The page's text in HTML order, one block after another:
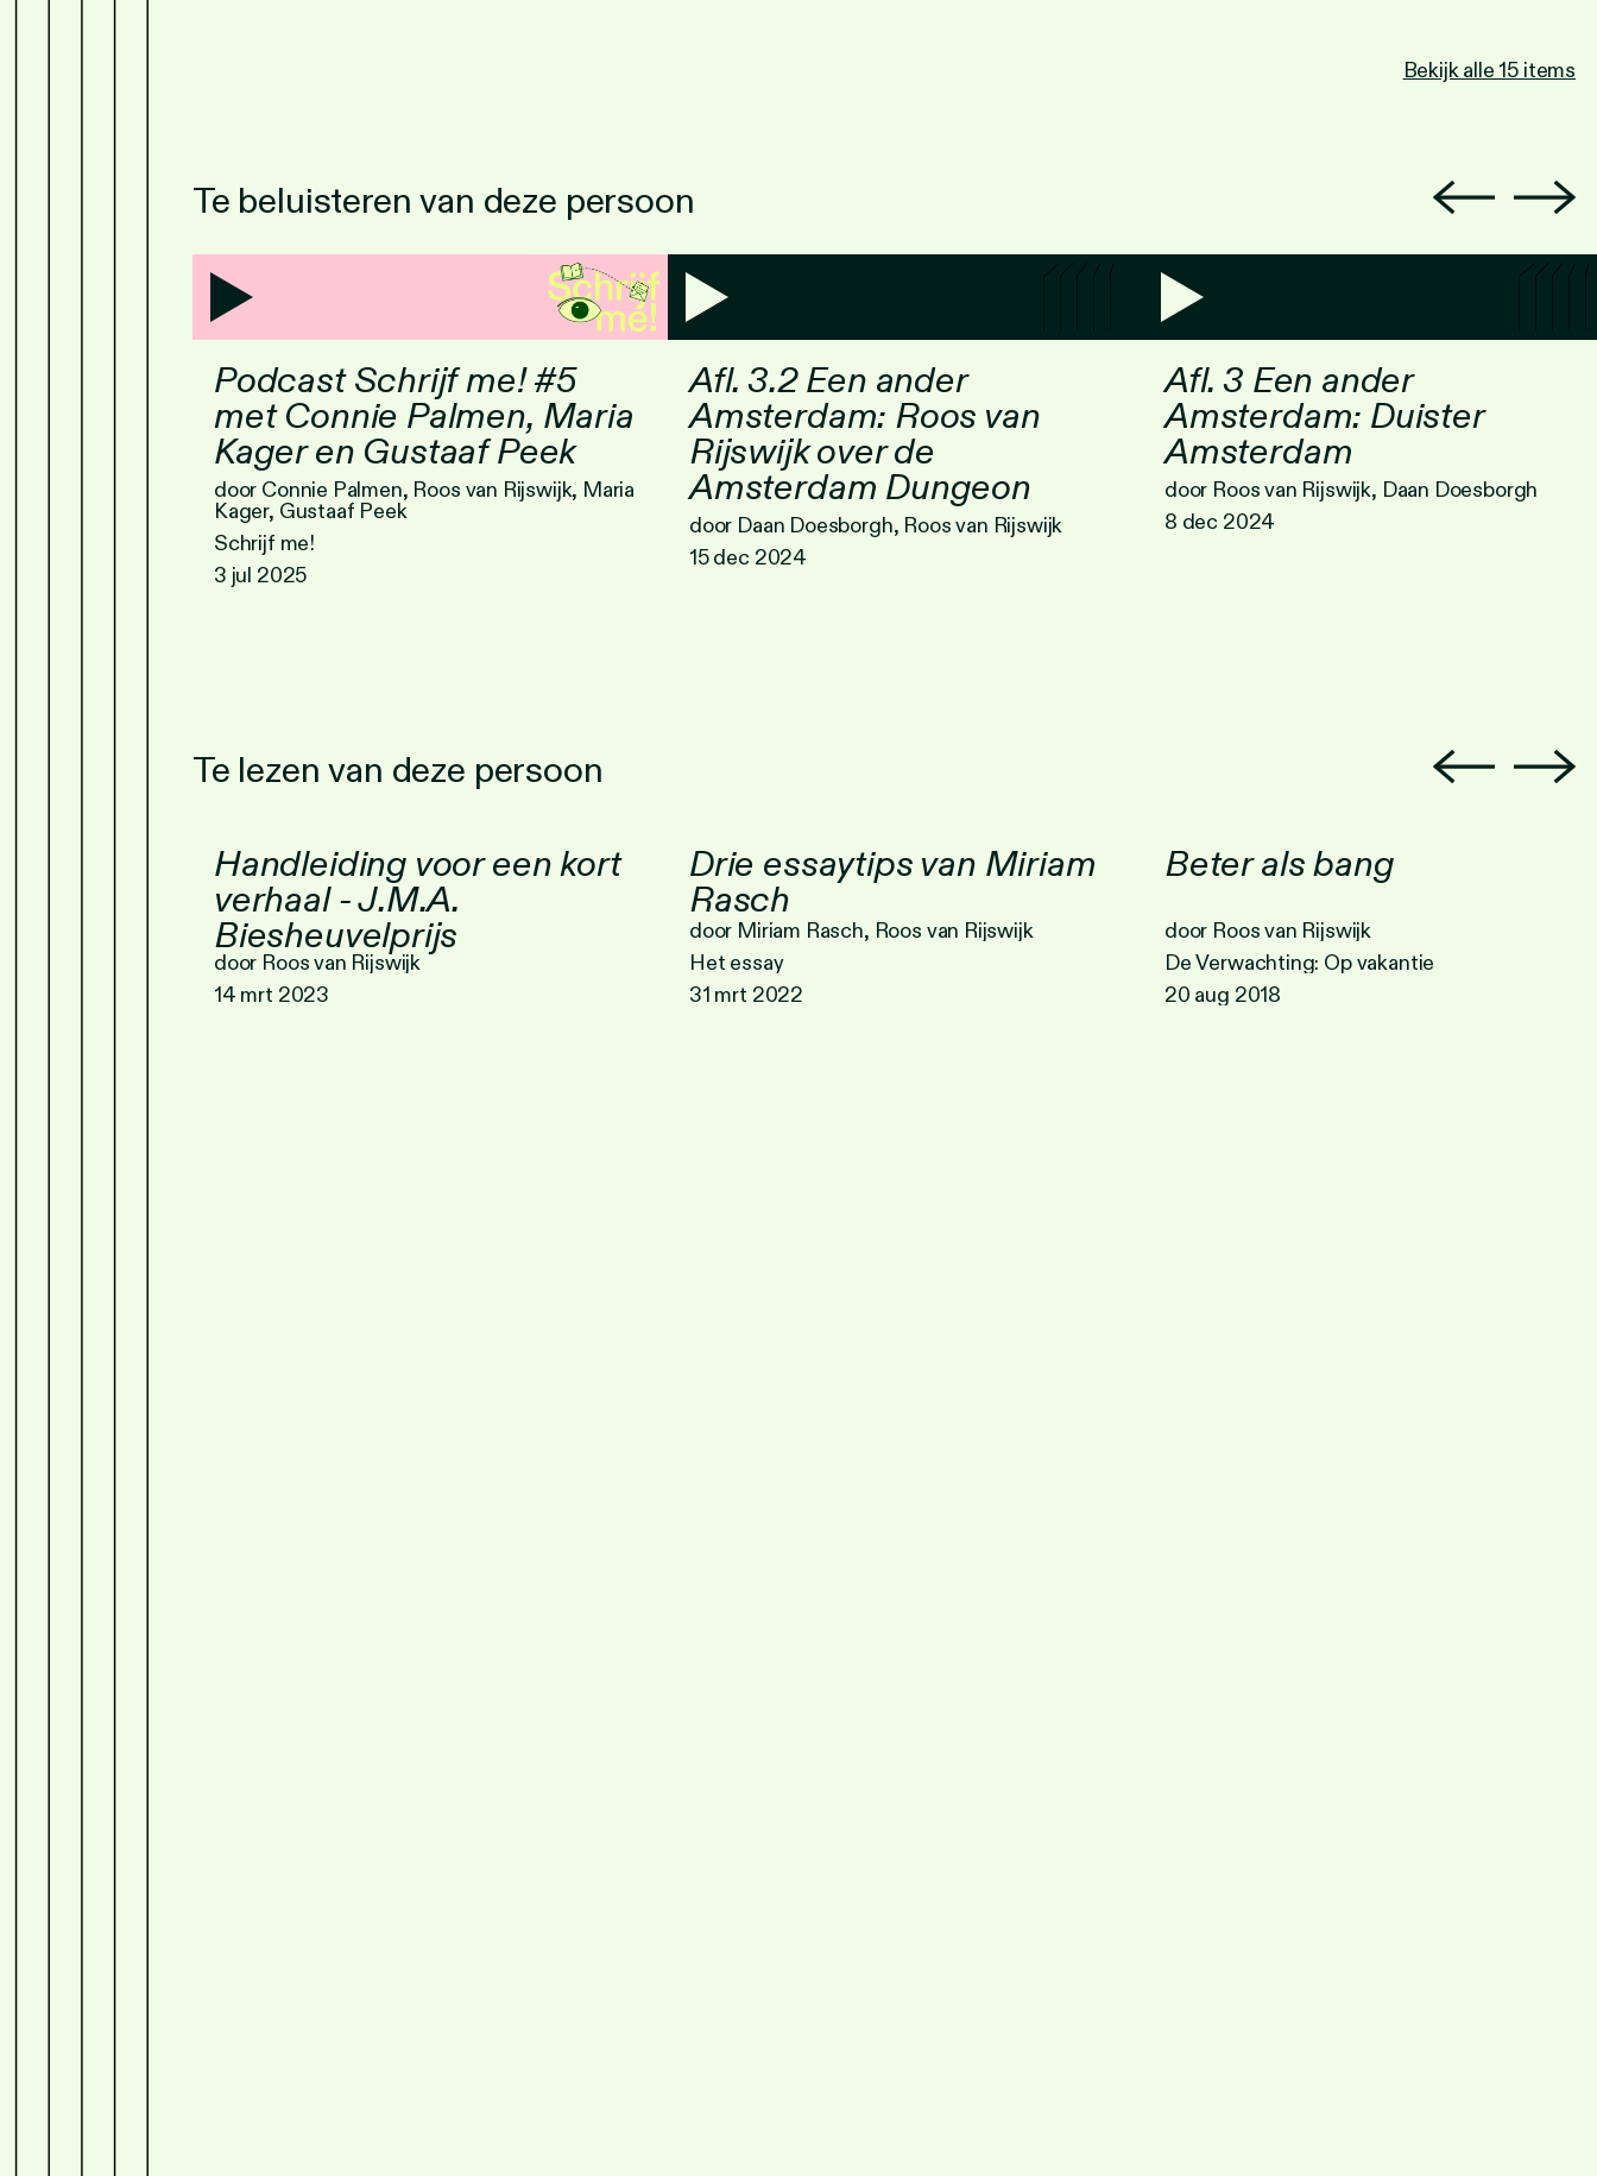
Bekijk alle 15 items
Te beluisteren van deze persoon
Podcast Schrijf me! #5
met Connie Palmen, Maria
Kager en Gustaaf Peek
door Connie Palmen, Roos van Rijswijk, Maria
Kager, Gustaaf Peek
Schrijf me!
3 jul 2025
Afl. 3.2 Een ander
Amsterdam: Roos van
Rijswijk over de
Amsterdam Dungeon
door Daan Doesborgh, Roos van Rijswijk
15 dec 2024
Afl. 3 Een ander
Amsterdam: Duister
Amsterdam
door Roos van Rijswijk, Daan Doesborgh
8 dec 2024
Te lezen van deze persoon
Handleiding voor een kort
verhaal - J.M.A.
Biesheuvelprijs
door Roos van Rijswijk
14 mrt 2023
Drie essaytips van Miriam
Rasch
door Miriam Rasch, Roos van Rijswijk
Het essay
31 mrt 2022
Beter als bang
door Roos van Rijswijk
De Verwachting: Op vakantie
20 aug 2018